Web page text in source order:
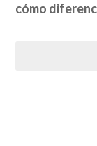
cómo